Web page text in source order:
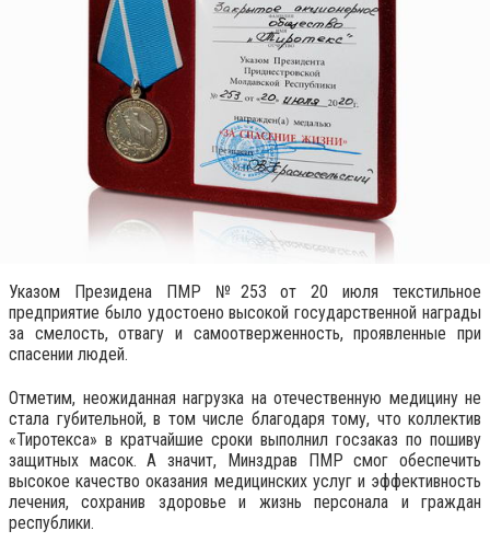
Указом Президена ПМР №253 от 20 июля текстильное
предприятие было удостоено высокой государственной награды
за смелость, отвагу и самоотверженность, проявленные при
спасении людей.
Отметим, неожиданная нагрузка на отечественную медицину не
стала губительной, в том числе благодаря тому, что коллектив
«Тиротекса» в кратчайшие сроки выполнил госзаказ по пошиву
защитных масок. А значит, Минздрав ПМР смог обеспечить
высокое качество оказания медицинских услуг и эффективность
лечения, сохранив здоровье и жизнь персонала и граждан
республики.